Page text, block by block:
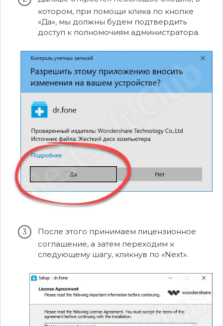
котором, при помощи клика по кнопке
«Да», мы должны будем подтвердить
доступ к полномочиям администратора.
После этого принимаем лицензионное
соглашение, а затем переходим к
следующему шагу, кликнув по «Next».